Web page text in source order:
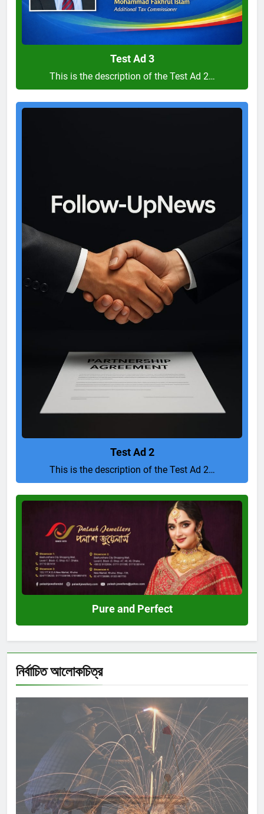
Test Ad 3
This is the description of the Test Ad 2…
Test Ad 2
This is the description of the Test Ad 2…
Pure and Perfect
নির্বাচিত আলোকচিত্র